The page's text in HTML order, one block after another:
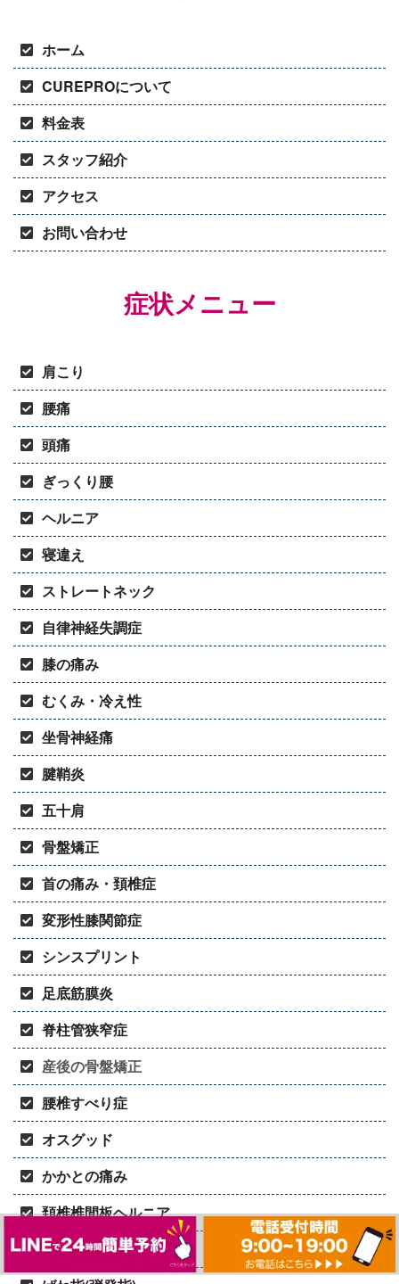
ホーム
CUREPROについて
料金表
スタッフ紹介
アクセス
お問い合わせ
症状メニュー
肩こり
腰痛
頭痛
ぎっくり腰
ヘルニア
寝違え
ストレートネック
自律神経失調症
膝の痛み
むくみ・冷え性
坐骨神経痛
腱鞘炎
五十肩
骨盤矯正
首の痛み・頚椎症
変形性膝関節症
シンスプリント
足底筋膜炎
脊柱管狭窄症
産後の骨盤矯正
腰椎すべり症
オスグッド
かかとの痛み
頚椎椎間板ヘルニア
テニス肘(外側上顆炎)